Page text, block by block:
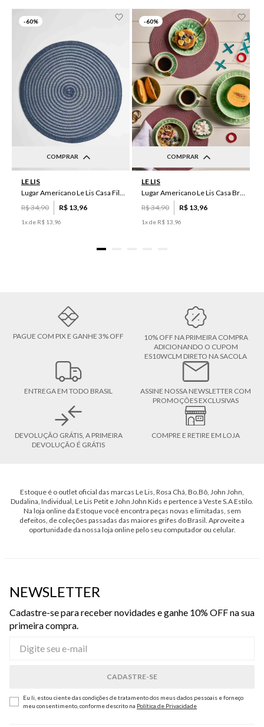
-60%
COMPRAR
LE LIS
Lugar Americano Le Lis Casa Filipa
R$34,90 R$ 13 96
1x de R$ 13 96
-60%
COMPRAR
LE LIS
Lugar Americano Le Lis Casa Brenda
R$34,90 R$ 13 96
1x de R$ 13 96
PAGUE COM PIX E GANHE 3% OFF
10% OFF NA PRIMEIRA COMPRA
ADICIONANDO O CUPOM
ES10WCLM DIRETO NA SACOLA
ENTREGA EM TODO BRASIL
ASSINE NOSSA NEWSLETTER COM
PROMOÇÕES EXCLUSIVAS
DEVOLUÇÃO GRÁTIS, A PRIMEIRA
DEVOLUÇÃO É GRÁTIS
COMPRE E RETIRE EM LOJA
Estoque é o outlet oficial das marcas Le Lis, Rosa Chá, Bo.Bô, John John,
Dudalina, Individual, Le Lis Petit e John John Kids e pertence à Veste S.A Estilo.
Na loja online da Estoque você encontra peças novas e limitadas, sem
defeitos, de coleções passadas das maiores grifes do Brasil. Aproveite a
oportunidade da nossa loja online pelo seu computador ou celular.
NEWSLETTER
Cadastre-se para receber novidades e ganhe 10% OFF na sua
primeira compra.
Eu li, estou ciente das condições de tratamento dos meus dados pessoais e forneço
meu consentimento, conforme descrito na Política de Privacidade